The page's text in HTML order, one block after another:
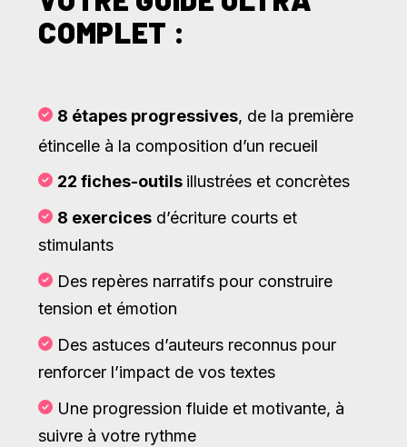
COMPLET :
8 étapes progressives, de la première
étincelle à la composition d’un recueil
22 fiches-outils illustrées et concrètes
8 exercices d’écriture courts et
stimulants
Des repères narratifs pour construire
tension et émotion
Des astuces d’auteurs reconnus pour
renforcer l’impact de vos textes
Une progression fluide et motivante, à
suivre à votre rythme